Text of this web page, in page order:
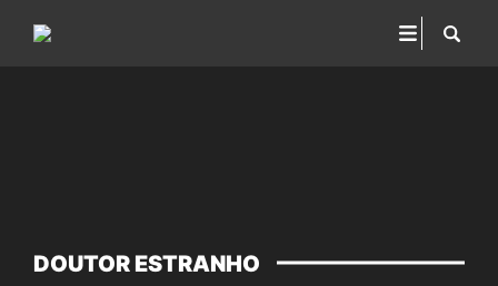
DOUTOR ESTRANHO